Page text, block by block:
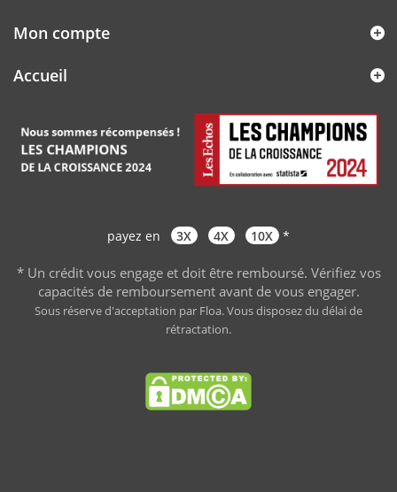
Mon compte
Accueil
payez en 3X 4X 10X *
* Un crédit vous engage et doit être remboursé. Vérifiez vos
capacités de remboursement avant de vous engager.
Sous réserve d'acceptation par Floa. Vous disposez du délai de
rétractation.